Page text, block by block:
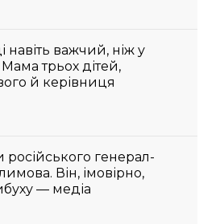
навіть важчий, ніж у
Мама трьох дітей,
й керівниця
російського генерал-
Він, імовірно,
— медіа